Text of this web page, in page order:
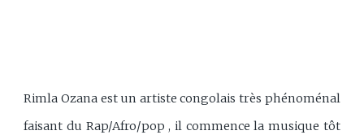
Rimla Ozana est un artiste congolais très phénoménal
faisant du Rap/Afro/pop , il commence la musique tôt